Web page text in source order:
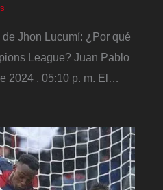
Jhon Lucumí: ¿Por qué
League? Juan Pablo
2024 , 05:10 p. m. El…